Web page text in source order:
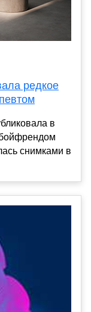
редкое
в
снимками в